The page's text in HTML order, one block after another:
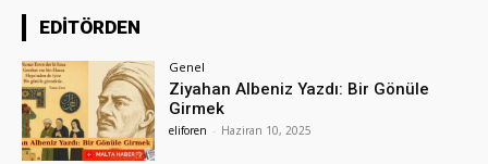
EDİTÖRDEN
Genel
Ziyahan Albeniz Yazdı: Bir Gönüle
Girmek
eliforen - Haziran 10, 2025